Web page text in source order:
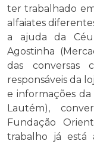
ter trabalhado
alfaiates
a ajuda da
Agostinha
das conversas
responsáveis da
e informações da
Lautém),
Fundação
trabalho já está